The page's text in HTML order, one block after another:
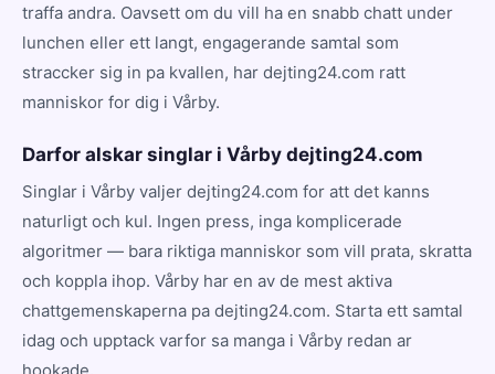
traffa andra. Oavsett om du vill ha en snabb chatt under
lunchen eller ett langt, engagerande samtal som
straccker sig in pa kvallen, har dejting24.com ratt
manniskor for dig i Vårby.
Darfor alskar singlar i Vårby dejting24.com
Singlar i Vårby valjer dejting24.com for att det kanns
naturligt och kul. Ingen press, inga komplicerade
algoritmer — bara riktiga manniskor som vill prata, skratta
och koppla ihop. Vårby har en av de mest aktiva
chattgemenskaperna pa dejting24.com. Starta ett samtal
idag och upptack varfor sa manga i Vårby redan ar